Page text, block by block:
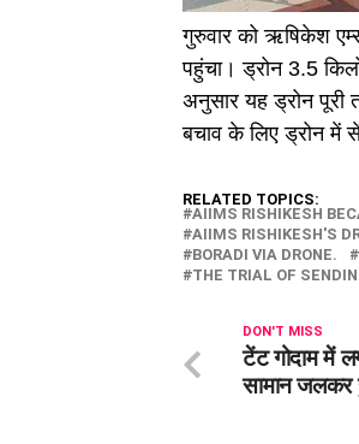
गुरुवार को ऋषिकेश
पहुंचा। ड्रोन 3.5
अनुसार यह ड्रोन
बचाव के लिए ड्रोन में
RELATED TOPICS:
AIIMS RISHIKESH
AIIMS RISHIKESH'S
BORADI VIA DRONE.
THE TRIAL OF
DON'T MISS
टेंट गोदाम में
सामान